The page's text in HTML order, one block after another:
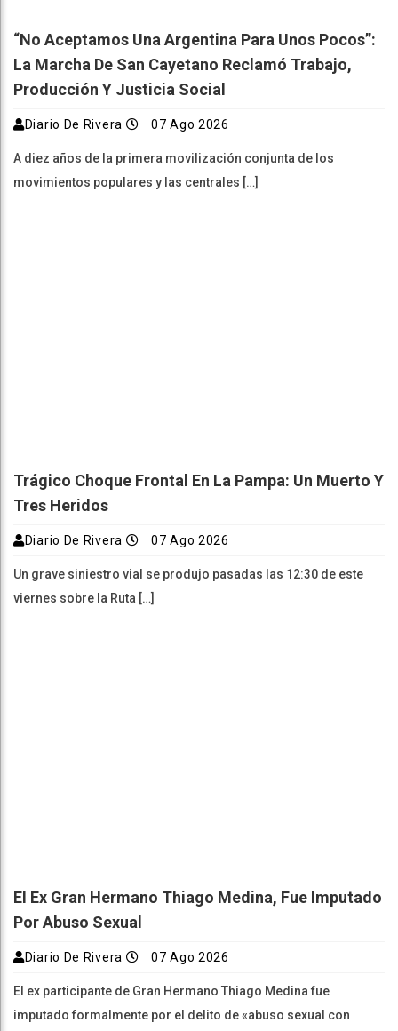
“No Aceptamos Una Argentina Para Unos Pocos”:
La Marcha De San Cayetano Reclamó Trabajo,
Producción Y Justicia Social
Diario De Rivera 07 Ago 2026
A diez años de la primera movilización conjunta de los
movimientos populares y las centrales […]
Trágico Choque Frontal En La Pampa: Un Muerto Y
Tres Heridos
Diario De Rivera 07 Ago 2026
Un grave siniestro vial se produjo pasadas las 12:30 de este
viernes sobre la Ruta […]
El Ex Gran Hermano Thiago Medina, Fue Imputado
Por Abuso Sexual
Diario De Rivera 07 Ago 2026
El ex participante de Gran Hermano Thiago Medina fue
imputado formalmente por el delito de «abuso sexual con